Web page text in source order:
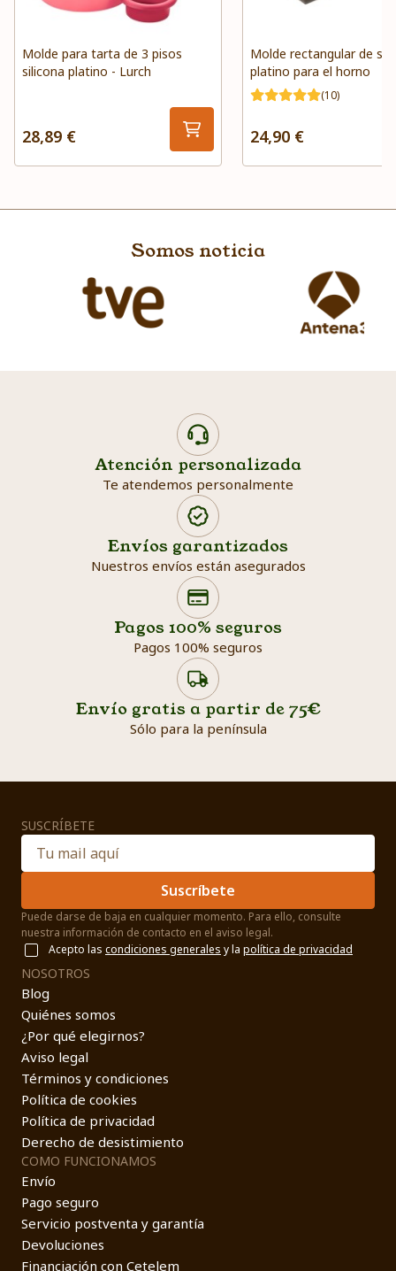
Molde para tarta de 3 pisos
silicona platino - Lurch
28,89 €
Molde rectangular de
platino para el horno
(10)
24,90 €
Somos noticia
Atención personalizada
Te atendemos personalmente
Envíos garantizados
Nuestros envíos están asegurados
Pagos 100% seguros
Pagos 100% seguros
Envío gratis a partir de 75€
Sólo para la península
Search products
SUSCRÍBETE
Suscríbete
Puede darse de baja en cualquier momento. Para ello, consulte
nuestra información de contacto en el aviso legal.
Acepto las condiciones generales y la política de privacidad
NOSOTROS
Blog
Quiénes somos
¿Por qué elegirnos?
Aviso legal
Términos y condiciones
Política de cookies
Política de privacidad
Derecho de desistimiento
COMO FUNCIONAMOS
Envío
Pago seguro
Servicio postventa y garantía
Devoluciones
Financiación con Cetelem